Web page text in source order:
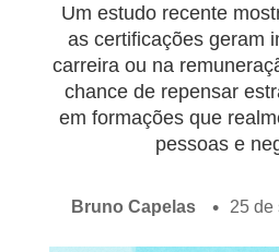
Um estudo recente
as certificações geram
carreira ou na
chance de repensar
em formações que
pessoas e
Bruno Capelas 25 de